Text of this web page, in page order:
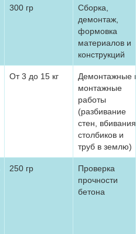
300 гр
Сборка,
демонтаж,
формовка
материалов и
конструкций
От 3 до 15 кг
Демонтажные
монтажные
работы
(разбивание
стен, вбивания
столбиков и
труб в землю)
250 гр
Проверка
прочности
бетона